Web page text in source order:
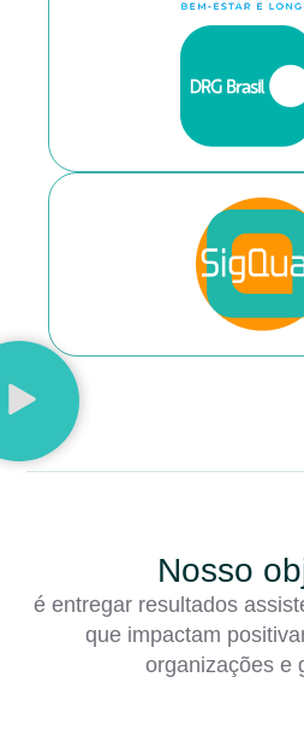
Nosso
é entregar resultados
que impactam
organizações e